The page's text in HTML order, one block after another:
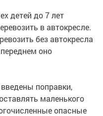
детей до 7 лет
в автокресле.
без автокресла
оно
поправки,
маленького
опасные